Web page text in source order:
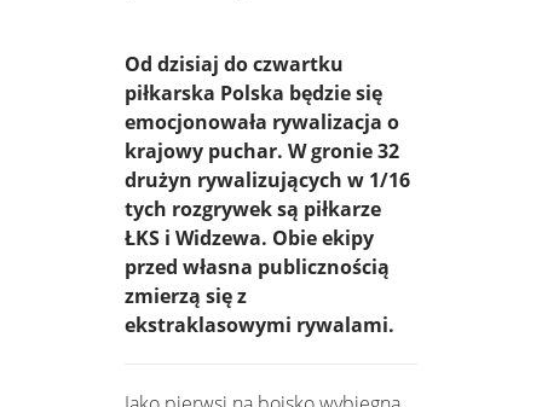
Od dzisiaj do czwartku
piłkarska Polska będzie się
emocjonowała rywalizacja o
krajowy puchar. W gronie 32
drużyn rywalizujących w 1/16
tych rozgrywek są piłkarze
ŁKS i Widzewa. Obie ekipy
przed własna publicznością
zmierzą się z
ekstraklasowymi rywalami.